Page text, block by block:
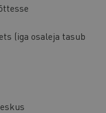
(iga osaleja tasub